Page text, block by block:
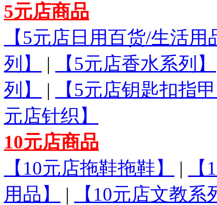
5元店商品
【5元店日用百货/生活
列】
| 【5元店香水系列】
列】
|
【5元店钥匙扣指
元店针织】
10元店商品
【10元店拖鞋拖鞋】
|
用品】
|
【10元店文教系